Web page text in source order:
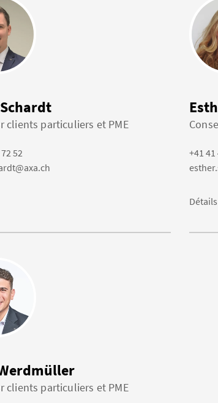
clients particuliers et PME
52
+41 41
Détails
clients particuliers et PME